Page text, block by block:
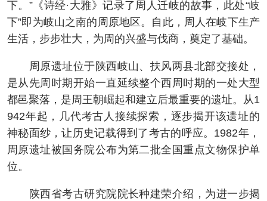
下。”《诗经·大雅》记录了周人迁岐的故事，此处“岐
下”即为岐山之南的周原地区。自此，周人在岐下生产
生活，步步壮大，为周的兴盛与伐商，奠定了基础。
周原遗址位于陕西岐山、扶风两县北部交接处，
是从先周时期开始一直延续整个西周时期的一处大型
都邑聚落，是周王朝崛起和建立后最重要的遗址。从1
942年起，几代考古人接续探索，逐步揭开该遗址的
神秘面纱，让历史记载得到了考古的呼应。1982年，
周原遗址被国务院公布为第二批全国重点文物保护单
位。
陕西省考古研究院院长种建荣介绍，为进一步揭